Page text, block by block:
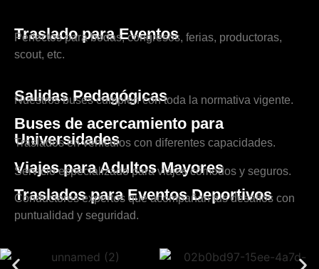
Traslado para Eventos
Perfectos para bodas, congresos, ferias, productoras,
scout, etc.
Salidas Pedagógicas
Nuestros buses cumplen con toda la normativa vigente.
Buses de acercamiento para
Universidades
Traslados en vehículos con diferentes capacidades.
Viajes para Adultos Mayores
Servicio especializado para viajes cómodos y seguros.
Traslados para Eventos Deportivos
Conductores expertos que acompañan tus desafíos con
puntualidad y seguridad.